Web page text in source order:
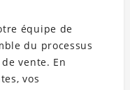
équipe de
du processus
vente. En
vos